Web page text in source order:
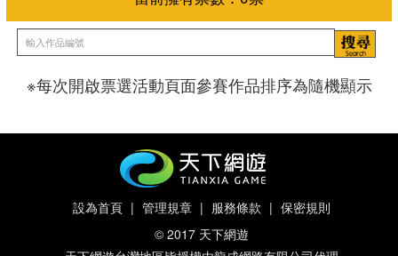
當前擁有票數：
※每次開啟票選活動頁面參賽作品排序為隨機顯示
設為首頁 | 管理規章 | 服務條款 | 保密規則
© 2017 天下網遊